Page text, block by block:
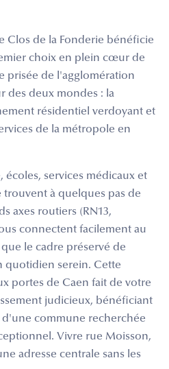
Clos de la Fonderie bénéficie
choix en plein cœur de
prisée de l'agglomération
des deux mondes : la
résidentiel verdoyant et
de la métropole en
services médicaux et
à quelques pas de
axes routiers (RN13,
connectent facilement au
le cadre préservé de
quotidien serein. Cette
portes de Caen fait de votre
judicieux, bénéficiant
commune recherchée
Vivre rue Moisson,
adresse centrale sans les